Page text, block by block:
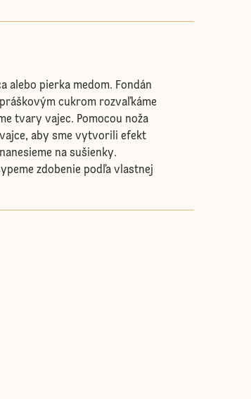
alebo pierka medom. Fondán
cukrom rozvaľkáme
tvary vajec. Pomocou noža
aby sme vytvorili efekt
na sušienky.
zdobenie podľa vlastnej